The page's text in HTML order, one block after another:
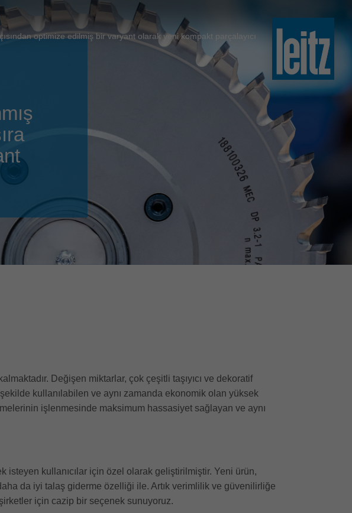
english
Nam
国 中文
ะเทศไทย
optimize edilmiş bir varyant olarak yeni kompakt parçalayıcı
Değişen miktarlar, çok çeşitli taşıyıcı ve dekoratif
kullanılabilen ve aynı zamanda ekonomik olan yüksek
işlenmesinde maksimum hassasiyet sağlayan ve aynı
isteyen kullanıcılar için özel olarak geliştirilmiştir. Yeni ürün,
da iyi talaş giderme özelliği ile. Artık verimlilik ve güvenilirliğe
için cazip bir seçenek sunuyoruz.